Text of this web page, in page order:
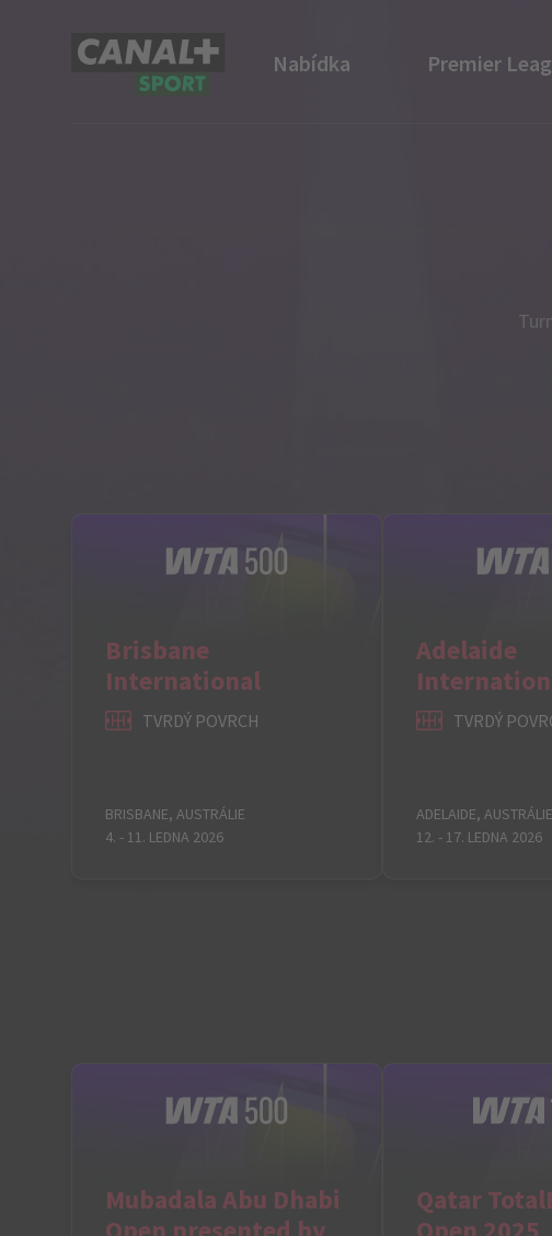
CANAL+ Sport Nabídka Premier
Brisbane
International
TVRDÝ POVRCH
BRISBANE, AUSTRÁLIE
4. - 11. LEDNA 2026
Adelaide
TVRDÝ
ADELAIDE, AUSTRÁLIE
12. - 17. LEDNA 2026
Mubadala Abu Dhabi
Qatar